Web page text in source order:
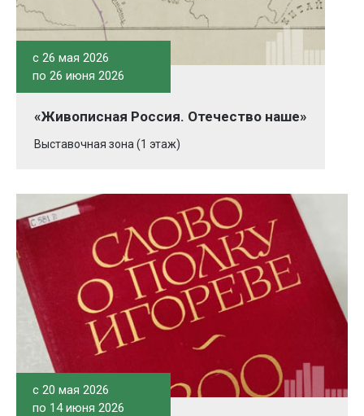
c 26 мая 2026
по 26 июня 2026
«Живописная Россия. Отечество наше»
Выставочная зона (1 этаж)
c 20 мая 2026
по 14 июня 2026